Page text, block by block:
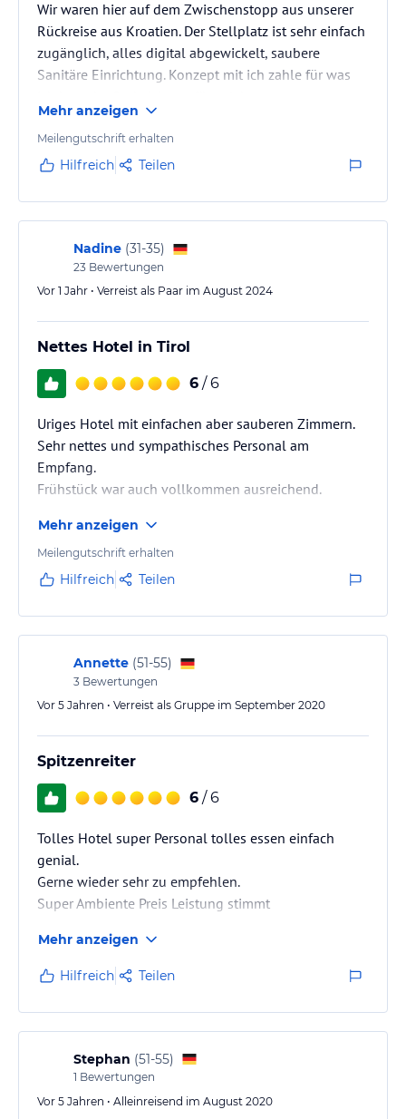
Wir waren hier auf dem Zwischenstopp aus unserer
Rückreise aus Kroatien. Der Stellplatz ist sehr einfach
zugänglich, alles digital abgewickelt, saubere
Sanitäre Einrichtung. Konzept mit ich zahle für was
Durchreisestandorte
Mehr anzeigen
Meilengutschrift erhalten
Hilfreich Teilen
Nadine (31-35)
23 Bewertungen
Vor 1 Jahr • Verreist als Paar im August 2024
Nettes Hotel in Tirol
6 / 6
Uriges Hotel mit einfachen aber sauberen Zimmern.
Sehr nettes und sympathisches Personal am
Empfang.
Frühstück war auch vollkommen ausreichend.
Mehr anzeigen
Meilengutschrift erhalten
Hilfreich Teilen
Annette (51-55)
3 Bewertungen
Vor 5 Jahren • Verreist als Gruppe im September 2020
Spitzenreiter
6 / 6
Tolles Hotel super Personal tolles essen einfach
genial.
Gerne wieder sehr zu empfehlen.
Super Ambiente Preis Leistung stimmt
Mehr anzeigen
Hilfreich Teilen
Stephan (51-55)
1 Bewertungen
Vor 5 Jahren • Alleinreisend im August 2020